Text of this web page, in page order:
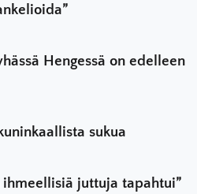
Hengessä on edelleen
sukua
ihmeellisiä juttuja tapahtui”